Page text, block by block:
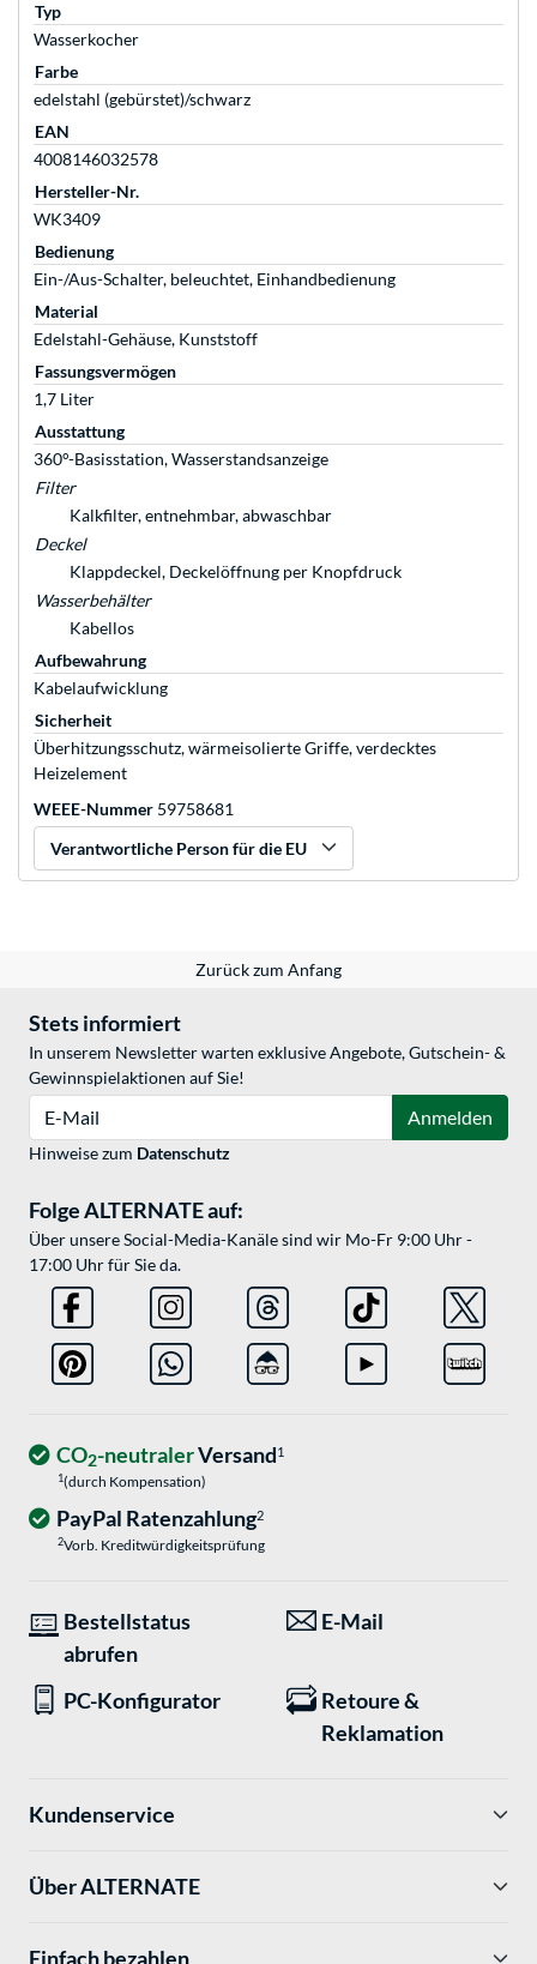
Typ
Wasserkocher
Farbe
edelstahl (gebürstet)/schwarz
EAN
4008146032578
Hersteller-Nr.
WK3409
Bedienung
Ein-/Aus-Schalter, beleuchtet, Einhandbedienung
Material
Edelstahl-Gehäuse, Kunststoff
Fassungsvermögen
1,7 Liter
Ausstattung
360°-Basisstation, Wasserstandsanzeige
Filter
Kalkfilter, entnehmbar, abwaschbar
Deckel
Klappdeckel, Deckelöffnung per Knopfdruck
Wasserbehälter
Kabellos
Aufbewahrung
Kabelaufwicklung
Sicherheit
Überhitzungsschutz, wärmeisolierte Griffe, verdecktes
Heizelement
WEEE-Nummer 59758681
Verantwortliche Person für die EU
Zurück zum Anfang
Stets informiert
In unserem Newsletter warten exklusive Angebote, Gutschein- &
Gewinnspielaktionen auf Sie!
Anmelden
Hinweise zum Datenschutz
Folge ALTERNATE auf:
Über unsere Social-Media-Kanäle sind wir Mo-Fr 9:00 Uhr -
17:00 Uhr für Sie da.
CO2-neutralerVersand1
1(durch Kompensation)
PayPal Ratenzahlung2
2Vorb. Kreditwürdigkeitsprüfung
Bestellstatus
abrufen
E-Mail
PC-Konfigurator
Retoure &
Reklamation
Kundenservice
Über ALTERNATE
Einfach bezahlen